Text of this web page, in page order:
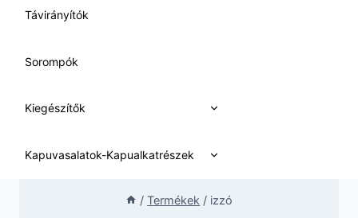
Távirányítók
Sorompók
Kiegészítők
child
Kapuvasalatok-Kapualkatrészek
child
/ Termékek / izzó